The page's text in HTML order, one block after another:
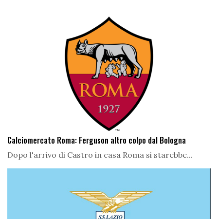
Calciomercato Roma: Ferguson altro colpo dal Bologna
Dopo l'arrivo di Castro in casa Roma si starebbe...